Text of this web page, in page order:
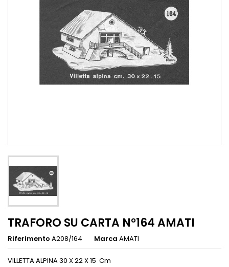
TRAFORO SU CARTA N°164 AMATI
Riferimento A208/164 Marca AMATI
VILLETTA ALPINA 30 X 22 X 15 Cm